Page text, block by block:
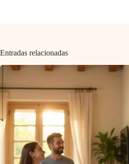
Entradas relacionadas